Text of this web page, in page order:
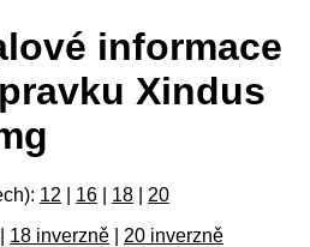
informace
Xindus
12 16 18
20
18 inverzně 20 inverzně